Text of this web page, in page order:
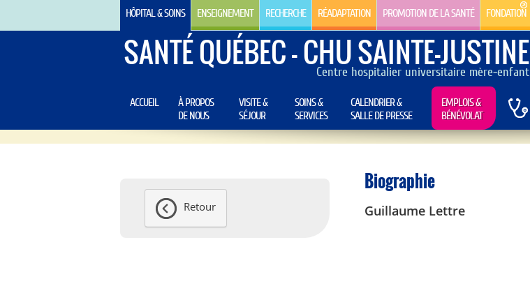
HÔPITAL & SOINS ENSEIGNEMENT RECHERCHE RÉADAPTATION PROMOTION DE LA SANTÉ FONDATION
SANTÉ QUÉBEC - CHU SAINTE-JUSTINE
Centre hospitalier universitaire mère-enfant
ACCUEIL
À PROPOS
DE NOUS
VISITE &
SÉJOUR
SOINS &
SERVICES
CALENDRIER &
SALLE DE PRESSE
EMPLOIS &
BÉNÉVOLAT
Retour
Biographie
Guillaume Lettre